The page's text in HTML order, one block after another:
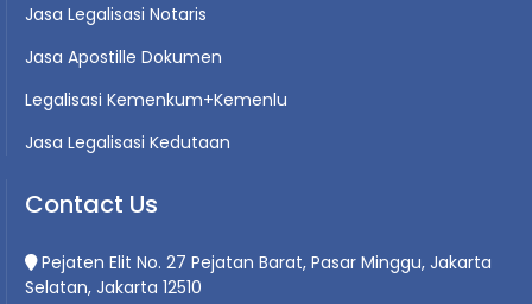
Jasa Legalisasi Notaris
Jasa Apostille Dokumen
Legalisasi Kemenkum+Kemenlu
Jasa Legalisasi Kedutaan
Contact Us
Pejaten Elit No. 27 Pejatan Barat, Pasar Minggu, Jakarta
Selatan, Jakarta 12510